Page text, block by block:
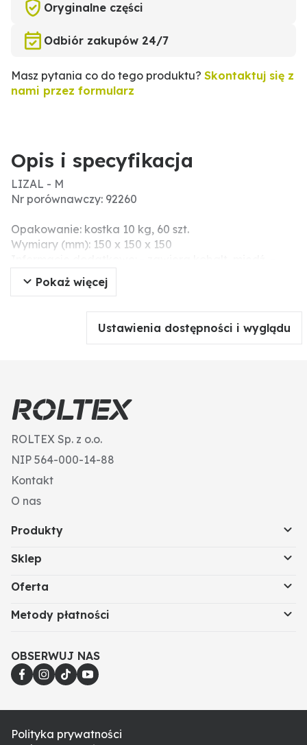
Oryginalne części
Odbiór zakupów 24/7
Masz pytania co do tego produktu? Skontaktuj się z
nami przez formularz
Opis i specyfikacja
LIZAL - M
Nr porównawczy: 92260
Opakowanie: kostka 10 kg, 60 szt.
Wymiary (mm): 150 x 150 x 150
przeznaczone są do bezpośredniego spożycia przez
bydło, konie, kozy i zwierzynę płową. UWAGA: Nie
Pokaż więcej
Ustawienia dostępności i wyglądu
ROLTEX Sp. z o.o.
NIP 564-000-14-88
Kontakt
O nas
Produkty
Sklep
Oferta
Metody płatności
OBSERWUJ NAS
Polityka prywatności